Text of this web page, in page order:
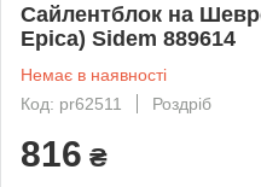
Сайлентблок на
Epica) Sidem 889614
Немає в наявності
Код: pr62511
Роздріб
816 ₴